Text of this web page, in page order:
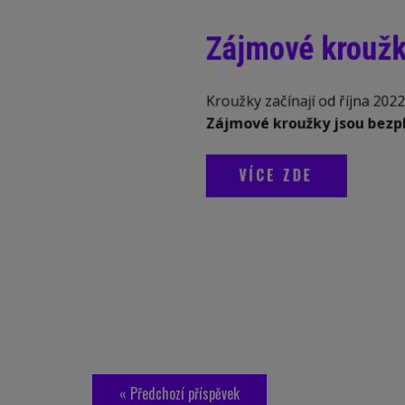
Zájmové
Kroužky začínají od října
Zájmové kroužky jsou
VÍCE ZDE
« Předchozí příspěvek